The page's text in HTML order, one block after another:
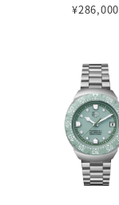
¥286,000